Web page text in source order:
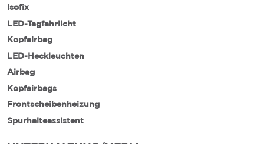
Isofix
LED-Tagfahrlicht
Kopfairbag
LED-Heckleuchten
Airbag
Kopfairbags
Frontscheibenheizung
Spurhalteassistent